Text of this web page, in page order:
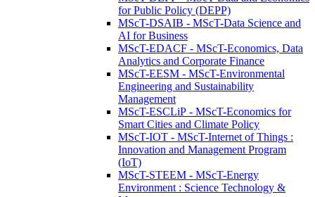
for Public Policy (DEPP)
MScT-DSAIB - MScT-Data Science and
AI for Business
MScT-EDACF - MScT-Economics, Data
Analytics and Corporate Finance
MScT-EESM - MScT-Environmental
Engineering and Sustainability
Management
MScT-ESCLiP - MScT-Economics for
Smart Cities and Climate Policy
MScT-IOT - MScT-Internet of Things :
Innovation and Management Program
(IoT)
MScT-STEEM - MScT-Energy
Environment : Science Technology &